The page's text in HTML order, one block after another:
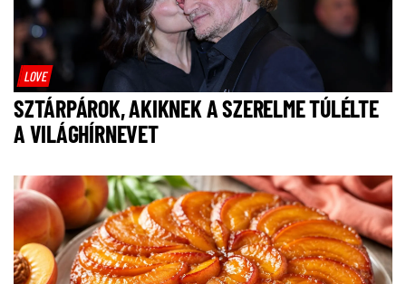
LOVE
SZTÁRPÁROK, AKIKNEK A SZERELME TÚLÉLTE
A VILÁGHÍRNEVET